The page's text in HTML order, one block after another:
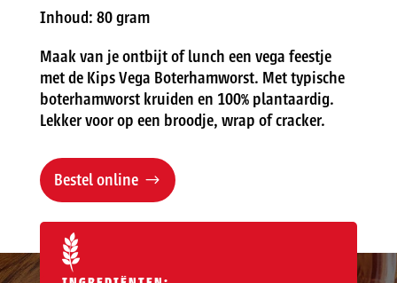
Inhoud: 80 gram
Maak van je ontbijt of lunch een vega feestje
met de Kips Vega Boterhamworst. Met typische
boterhamworst kruiden en 100% plantaardig.
Lekker voor op een broodje, wrap of cracker.
Bestel online